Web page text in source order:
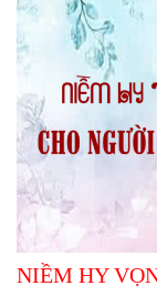
NIỀM HY